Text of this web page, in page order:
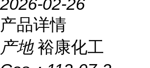
2026-02-26
产品详情
产地 裕康化工